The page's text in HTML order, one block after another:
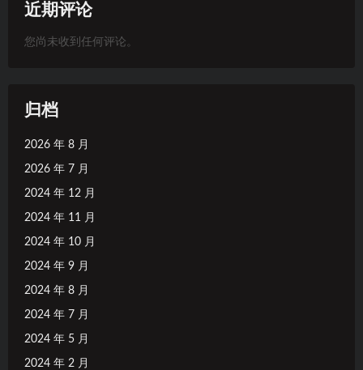
近期评论
您尚未收到任何评论。
归档
2026 年 8 月
2026 年 7 月
2024 年 12 月
2024 年 11 月
2024 年 10 月
2024 年 9 月
2024 年 8 月
2024 年 7 月
2024 年 5 月
2024 年 2 月